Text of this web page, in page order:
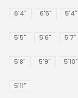
6'4" 6'5" 5'4"
5'5" 5'6" 5'7"
5'8" 5'9" 5'10"
5'11"